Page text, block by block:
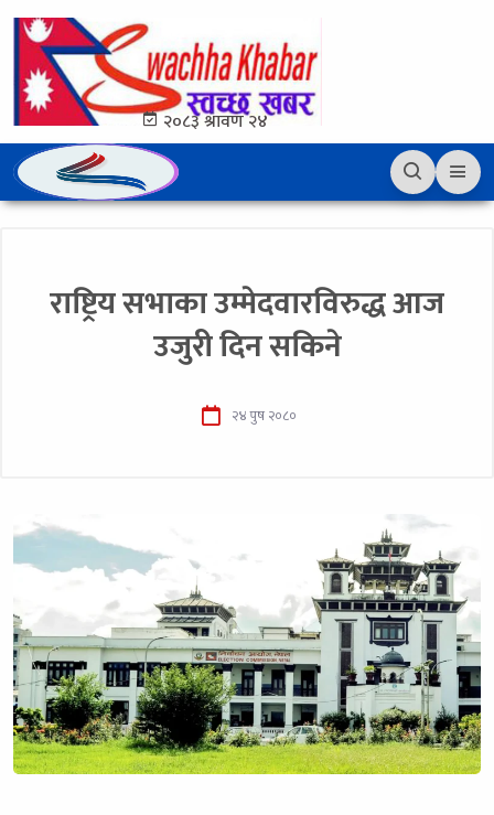
२०८३ श्रावण २४
राष्ट्रिय सभाका उम्मेदवारविरुद्ध आज
उजुरी दिन सकिने
२४ पुष २०८०